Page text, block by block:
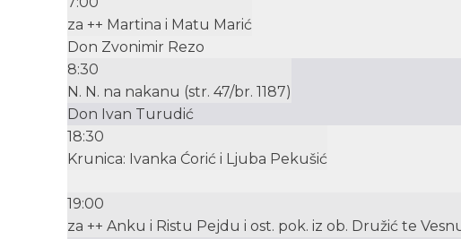
za ++ Martina i Matu Marić
Don Zvonimir Rezo
8:30
N. N. na nakanu (str. 47/br. 1187)
Don Ivan Turudić
18:30
Krunica: Ivanka Ćorić i Ljuba Pekušić
19:00
za ++ Anku i Ristu Pejdu i ost. pok. iz ob. Družić te